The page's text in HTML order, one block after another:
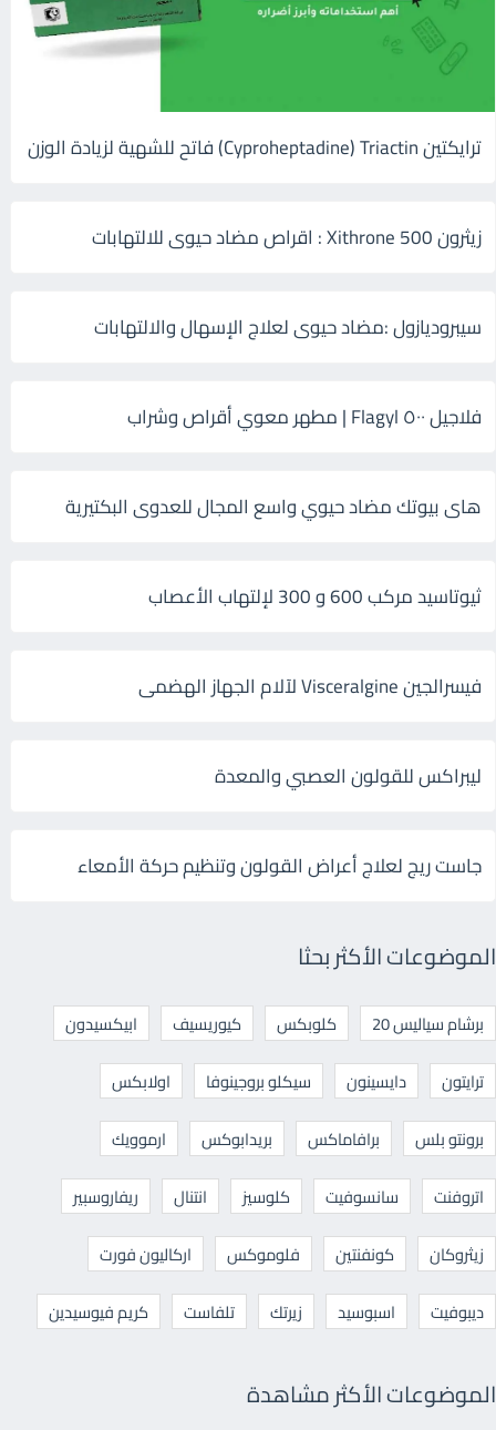
ترايكتين Cyproheptadine) Triactin) فاتح للشهية لزيادة الوزن
زيثرون 500 Xithrone : اقراص مضاد حيوى للالتهابات
سيبروديازول :مضاد حيوى لعلاج الإسهال والالتهابات
فلاجيل ٥٠٠ Flagyl | مطهر معوي أقراص وشراب
هاى بيوتك مضاد حيوي واسع المجال للعدوى البكتيرية
ثيوتاسيد مركب 600 و 300 لإلتهاب الأعصاب
فيسرالجين Visceralgine لآلام الجهاز الهضمى
ليبراكس للقولون العصبي والمعدة
جاست ريج لعلاج أعراض القولون وتنظيم حركة الأمعاء
الموضوعات الأكثر بحثا
برشام سياليس 20 كلوبكس كيوريسيف
ابيكسيدون
ترايتون
دايسينون سيكلو بروجينوفا
اولابكس
برونتو بلس
برافاماكس بريدابوكس
ارموويك
اتروفنت
سانسوفيت كلوسيز انتنال
ريفاروسبير
زيثروكان
كونفنتين فلوموكس
اركاليون فورت
ديبوفيت
اسبوسيد زيرتك تلفاست كريم فيوسيدين
الموضوعات الأكثر مشاهدة